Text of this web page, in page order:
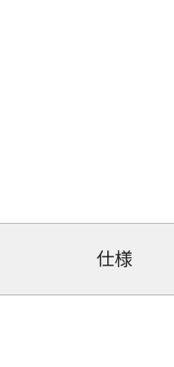
仕様